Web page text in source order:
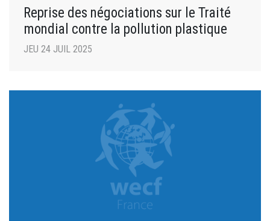
Reprise des négociations sur le Traité
mondial contre la pollution plastique
JEU 24 JUIL 2025